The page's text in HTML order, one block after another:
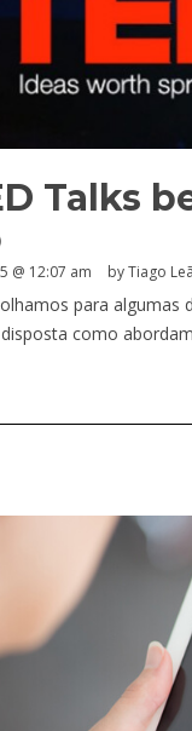
Talks
@ 12:07 am by Tiago
para algumas
como